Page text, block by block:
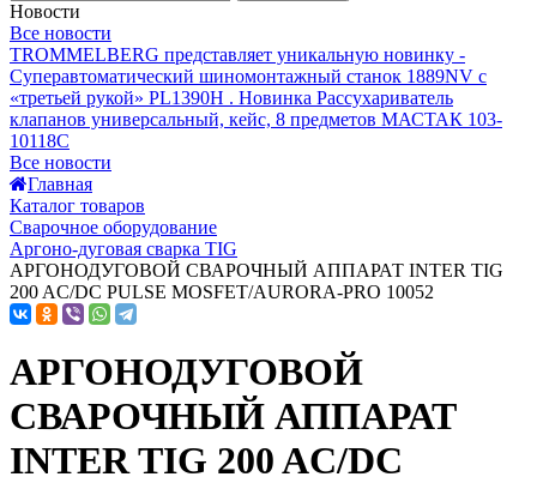
Новости
Все новости
TROMMELBERG представляет уникальную новинку -
Суперавтоматический шиномонтажный станок 1889NV с
«третьей рукой» PL1390H . Новинка Рассухариватель
клапанов универсальный, кейс, 8 предметов МАСТАК 103-
10118C
Все новости
Главная
Каталог товаров
Сварочное оборудование
Аргоно-дуговая сварка TIG
АРГОНОДУГОВОЙ СВАРОЧНЫЙ АППАРАТ INTER TIG
200 AC/DC PULSE MOSFET/AURORA-PRO 10052
АРГОНОДУГОВОЙ
СВАРОЧНЫЙ АППАРАТ
INTER TIG 200 AC/DC